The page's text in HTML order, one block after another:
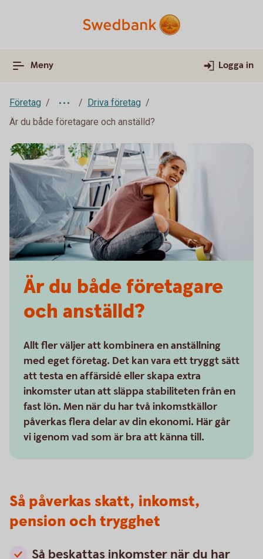
Meny Logga in
Företag
Driva företag
Är du både företagare och anställd?
Är du både företagare
och anställd?
Allt fler väljer att kombinera en anställning
med eget företag. Det kan vara ett tryggt sätt
att testa en affärsidé eller skapa extra
inkomster utan att släppa stabiliteten från en
fast lön. Men när du har två inkomstkällor
påverkas flera delar av din ekonomi. Här går
vi igenom vad som är bra att känna till.
Så påverkas skatt, inkomst,
pension och trygghet
Så beskattas inkomster när du har